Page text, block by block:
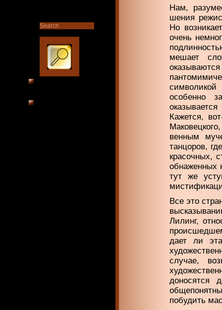
Нам,
шения
Но
очень
мешает
особенно
Кажется,
венным
танцо­ров,
красоч­ных,
обна­женных
тут же
Все это
Лилинг,
дает ли
случае,
доносятся
побудить